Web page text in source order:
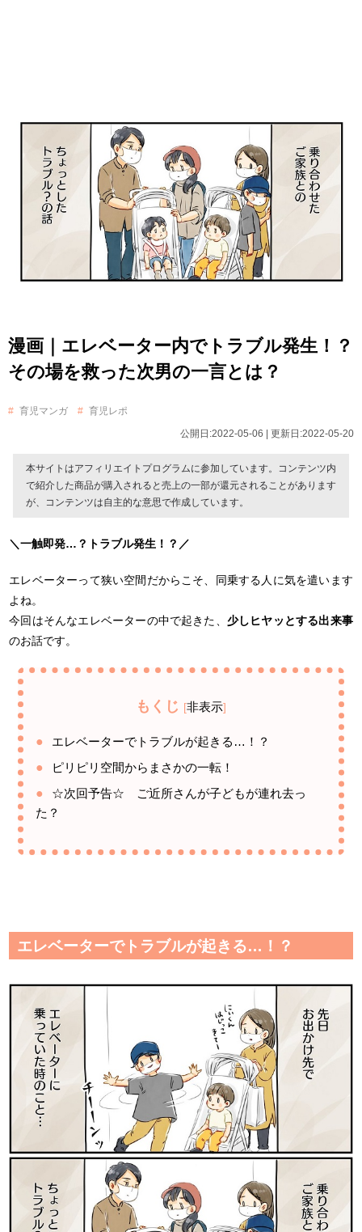
漫画｜エレベーター内でトラブル発生！？
その場を救った次男の一言とは？
育児マンガ
育児レポ
公開日:2022-05-06 | 更新日:2022-05-20
本サイトはアフィリエイトプログラムに参加しています。コンテンツ内
で紹介した商品が購入されると売上の一部が還元されることがあります
が、コンテンツは自主的な意思で作成しています。
＼一触即発…？トラブル発生！？／
エレベーターって狭い空間だからこそ、同乗する人に気を遣います
よね。
今回はそんなエレベーターの中で起きた、 少しヒヤッとする出来事
のお話です。
もくじ [非表示]
エレベーターでトラブルが起きる…！？
ピリピリ空間からまさかの一転！
☆次回予告☆ ご近所さんが子どもが連れ去っ
た？
エレベーターでトラブルが起きる…！？